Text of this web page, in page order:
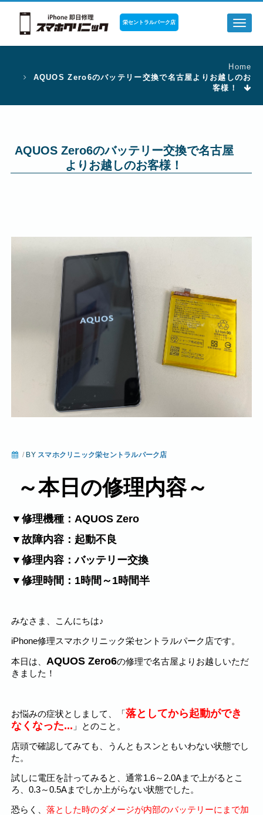
Toggle
栄セントラルパーク店
Home
AQUOS Zero6のバッテリー交換で名古屋よりお越しのお
客様！
AQUOS Zero6のバッテリー交換で名古屋
よりお越しのお客様！
/ BY スマホクリニック栄セントラルパーク店
～本日の修理内容～
▼修理機種：AQUOS Zero
▼故障内容：起動不良
▼修理内容：バッテリー交換
▼修理時間：1時間～1時間半
みなさま、こんにちは♪
iPhone修理スマホクリニック栄セントラルパーク店です。
本日は、 AQUOS Zero6の修理で名古屋よりお越しいただ
きました！
お悩みの症状としまして、「落としてから起動ができ
なくなった... 」とのこと。
店頭で確認してみても、うんともスンともいわない状態でし
た。
試しに電圧を計ってみると、通常1.6～2.0Aまで上がるとこ
ろ、0.3～0.5Aまでしか上がらない状態でした。
恐らく、落とした時のダメージが内部のバッテリーにまで加